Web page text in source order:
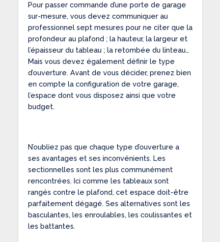
Pour passer commande d’une porte de garage
sur-mesure, vous devez communiquer au
professionnel sept mesures pour ne citer que la
profondeur au plafond ; la hauteur, la largeur et
l’épaisseur du tableau ; la retombée du linteau…
Mais vous devez également définir le type
d’ouverture. Avant de vous décider, prenez bien
en compte la configuration de votre garage,
l’espace dont vous disposez ainsi que votre
budget.
N’oubliez pas que chaque type d’ouverture a
ses avantages et ses inconvénients. Les
sectionnelles sont les plus communément
rencontrées. Ici comme les tableaux sont
rangés contre le plafond, cet espace doit-être
parfaitement dégagé. Ses alternatives sont les
basculantes, les enroulables, les coulissantes et
les battantes.